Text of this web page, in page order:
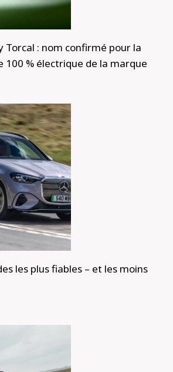
Torcal : nom confirmé pour la
% électrique de la marque
les plus fiables – et les moins